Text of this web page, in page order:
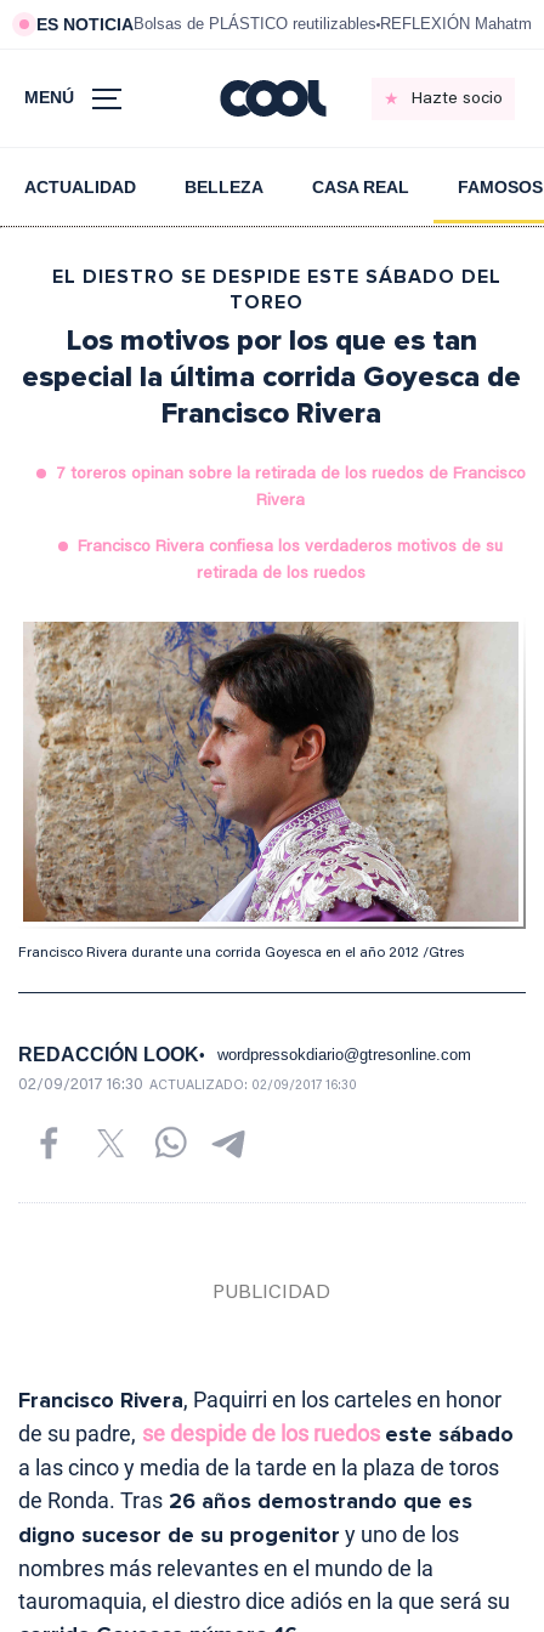
ES NOTICIABolsas de PLÁSTICO reutilizables REFLEXIÓN
MENÚ Hazte socio
ACTUALIDAD BELLEZA CASA REAL FAMOSOS
EL DIESTRO SE DESPIDE ESTE SÁBADO DEL
TOREO
Los motivos por los que es tan
especial la última corrida Goyesca de
Francisco Rivera
7 toreros opinan sobre la retirada de los ruedos de Francisco
Rivera
Francisco Rivera confiesa los verdaderos motivos de su
retirada de los ruedos
Francisco Rivera durante una corrida Goyesca en el año 2012 /Gtres
REDACCIÓN LOOK wordpressokdiario@gtresonline.com
02/09/2017 16:30 ACTUALIZADO: 02/09/2017 16:30
Francisco Rivera, Paquirri en los carteles en honor
de su padre, se despide de los ruedos este sábado
a las cinco y media de la tarde en la plaza de toros
de Ronda. Tras 26 años demostrando que es
digno sucesor de su progenitor y uno de los
nombres más relevantes en el mundo de la
tauromaquia, el diestro dice adiós en la que será su